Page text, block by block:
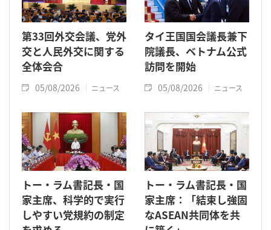
第33回外交会議、党外
交と人民外交に関する
全体会合
05/08/2026 ニュース
タイ王国国会議長兼下
院議長、ベトナム公式
訪問を開始
05/08/2026 ニュース
トー・ラム書記長・国
家主席、科学的で実行
しやすい党規約の制定
トー・ラム書記長・国
家主席：「結束し強固
なASEAN共同体を共